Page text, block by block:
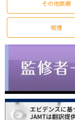
その他医療
喫煙